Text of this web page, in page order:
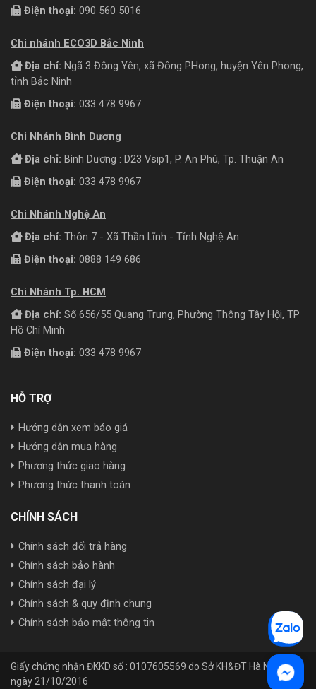
Điện thoại: 090 560 5016
Chi nhánh ECO3D Bắc Ninh
Địa chỉ: Ngã 3 Đông Yên, xã Đông PHong, huyện Yên Phong,
tỉnh Bắc Ninh
Điện thoại: 033 478 9967
Chi Nhánh Bình Dương
Địa chỉ: Bình Dương : D23 Vsip1, P. An Phú, Tp. Thuận An
Điện thoại: 033 478 9967
Chi Nhánh Nghệ An
Địa chỉ: Thôn 7 - Xã Thần Lĩnh - Tỉnh Nghệ An
Điện thoại: 0888 149 686
Chi Nhánh Tp. HCM
Địa chỉ: Số 656/55 Quang Trung, Phường Thông Tây Hội, TP
Hồ Chí Minh
Điện thoại: 033 478 9967
HỖ TRỢ
Hướng dẫn xem báo giá
Hướng dẫn mua hàng
Phương thức giao hàng
Phương thức thanh toán
CHÍNH SÁCH
Chính sách đổi trả hàng
Chính sách bảo hành
Chính sách đại lý
Chính sách & quy định chung
Chính sách bảo mật thông tin
Giấy chứng nhận ĐKKD số : 0107605569 do Sở KH&ĐT Hà Nội cấp
ngày 21/10/2016